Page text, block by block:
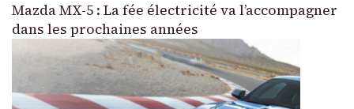
Mazda MX-5 : La fée électricité va l’accompagner
dans les prochaines années